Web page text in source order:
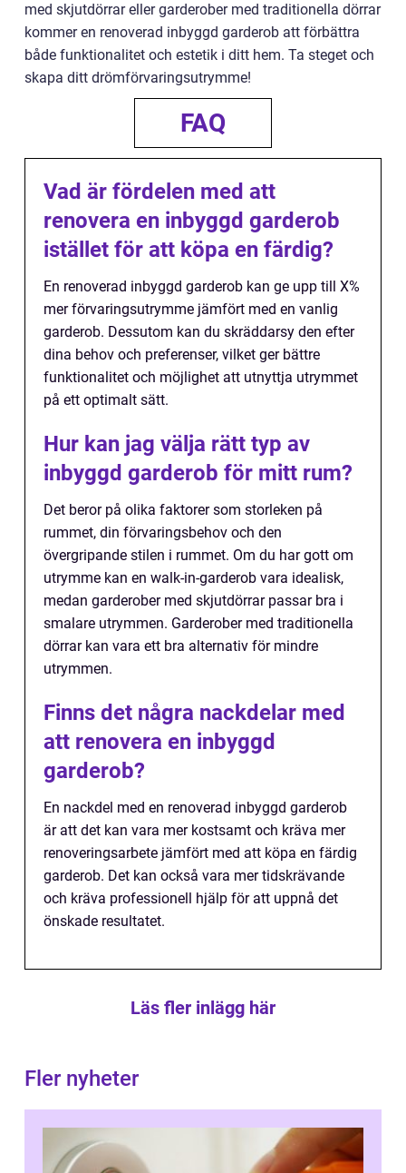
med skjutdörrar eller garderober med traditionella dörrar
kommer en renoverad inbyggd garderob att förbättra
både funktionalitet och estetik i ditt hem. Ta steget och
skapa ditt drömförvaringsutrymme!
FAQ
Vad är fördelen med att
renovera en inbyggd garderob
istället för att köpa en färdig?
En renoverad inbyggd garderob kan ge upp till X%
mer förvaringsutrymme jämfört med en vanlig
garderob. Dessutom kan du skräddarsy den efter
dina behov och preferenser, vilket ger bättre
funktionalitet och möjlighet att utnyttja utrymmet
på ett optimalt sätt.
Hur kan jag välja rätt typ av
inbyggd garderob för mitt rum?
Det beror på olika faktorer som storleken på
rummet, din förvaringsbehov och den
övergripande stilen i rummet. Om du har gott om
utrymme kan en walk-in-garderob vara idealisk,
medan garderober med skjutdörrar passar bra i
smalare utrymmen. Garderober med traditionella
dörrar kan vara ett bra alternativ för mindre
utrymmen.
Finns det några nackdelar med
att renovera en inbyggd
garderob?
En nackdel med en renoverad inbyggd garderob
är att det kan vara mer kostsamt och kräva mer
renoveringsarbete jämfört med att köpa en färdig
garderob. Det kan också vara mer tidskrävande
och kräva professionell hjälp för att uppnå det
önskade resultatet.
Läs fler inlägg här
Fler nyheter